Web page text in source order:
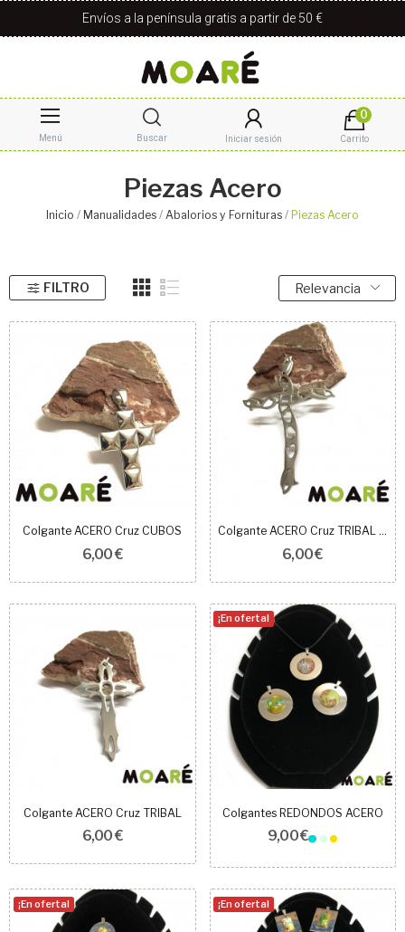
Envíos a la península gratis a partir de 50 €
Menú Buscar Iniciar sesión
0
Carrito
Piezas Acero
Inicio Manualidades Abalorios y Fornituras Piezas Acero
FILTRO Relevancia
Colgante ACERO Cruz CUBOS
6,00 €
Colgante ACERO Cruz TRIBAL GRANDE
6,00 €
Colgante ACERO Cruz TRIBAL
6,00 €
¡En oferta!
Colgantes REDONDOS ACERO
9,00 €
¡En oferta! ¡En oferta!